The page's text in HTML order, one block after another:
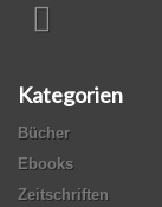
Kategorien
Bücher
Ebooks
Zeitschriften